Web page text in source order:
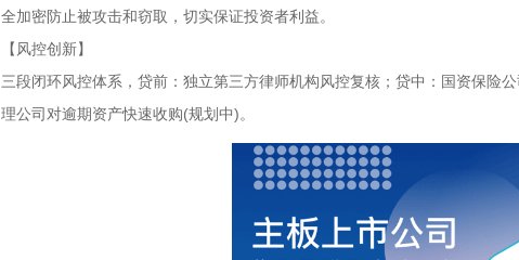
全加密防止被攻击和窃取，切实保证投资者利益。
【风控创新】
三段闭环风控体系，贷前：独立第三方律师机构风控复核；贷中：国资保险
理公司对逾期资产快速收购(规划中)。